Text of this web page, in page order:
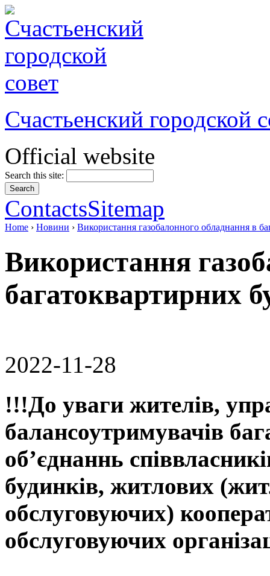
Счастьенский городской
Official website
Search this site:
ContactsSitemap
Home › Новини › Використання газобалонного обладнання в
Використання
багатоквартирних
2022-11-28
!!!До уваги жителів,
балансоутримувачів
об’єднаннь
будинків, житлових
обслуговуючих)